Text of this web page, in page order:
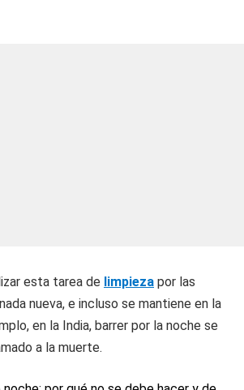
esta tarea de limpieza por las
nueva, e incluso se mantiene en la
en la India, barrer por la noche se
a la muerte.